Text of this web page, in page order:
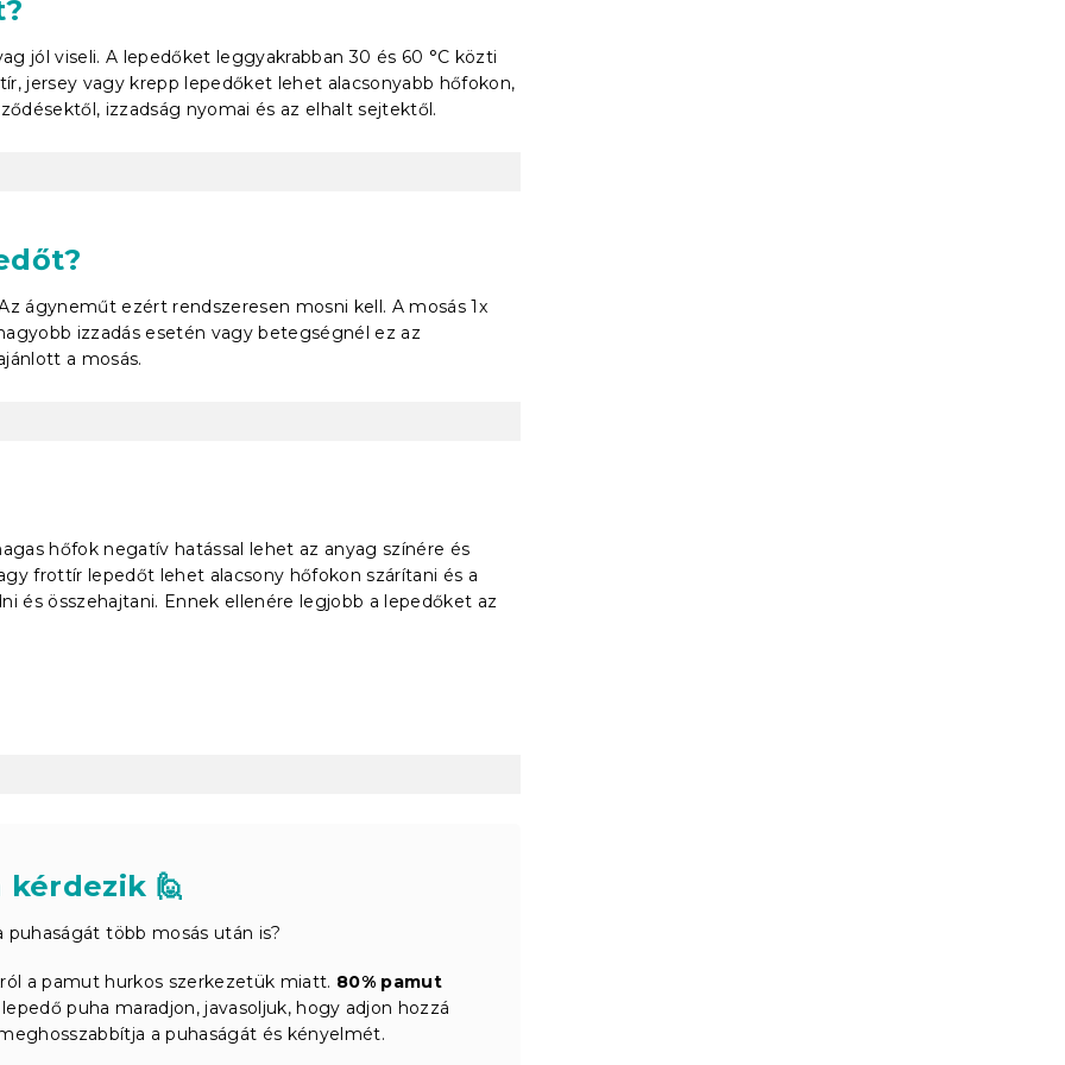
jól viseli. A lepedőket leggyakrabban 30 és 60 °C közti
jersey vagy krepp lepedőket lehet alacsonyabb hőfokon,
izzadság nyomai és az elhalt sejtektől.
ágyneműt ezért rendszeresen mosni kell. A mosás 1x
izzadás esetén vagy betegségnél ez az
a mosás.
hőfok negatív hatással lehet az anyag színére és
frottír lepedőt lehet alacsony hőfokon szárítani és a
és összehajtani. Ennek ellenére legjobb a lepedőket az
kérdezik 🙋
több mosás után is?
a pamut hurkos szerkezetük miatt. 80% pamut
puha maradjon, javasoljuk, hogy adjon hozzá
a puhaságát és kényelmét.